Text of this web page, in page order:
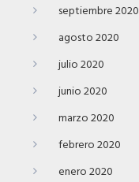
septiembre 2020
agosto 2020
julio 2020
junio 2020
marzo 2020
febrero 2020
enero 2020